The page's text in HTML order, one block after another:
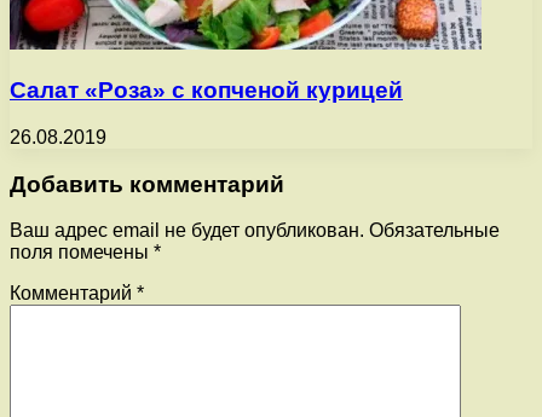
Салат «Роза» с копченой курицей
26.08.2019
Добавить комментарий
Ваш адрес email не будет опубликован. Обязательные
поля помечены *
Комментарий *